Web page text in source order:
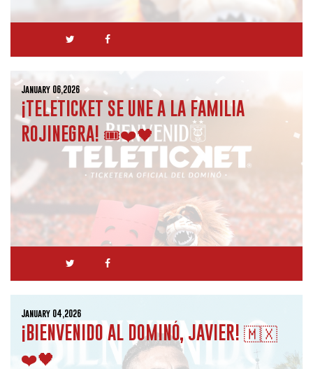
January 06,2026
¡TELETICKET SE UNE A LA FAMILIA
ROJINEGRA! 🎟️❤️🖤
January 04,2026
¡BIENVENIDO AL DOMINÓ, JAVIER! 🇲🇽
❤️🖤